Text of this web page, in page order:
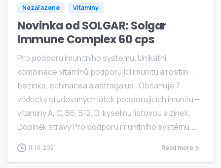
Nezařazené Vitamíny
Novinka od SOLGAR: Solgar
Immune Complex 60 cps
Pro podporu imunitního systému. Unikátní
kombinace vitamínů podporující imunitu a rostlin –
bezinka, echinacea a astragalus. Obsahuje 7
vědecky studovaných látek podporujících imunitu –
vitamíny A, C, B6, B12, D, kyselinu listovou a zinek.
Doplněk stravy Pro podporu imunitního systému....
11. 10. 2021 Read more